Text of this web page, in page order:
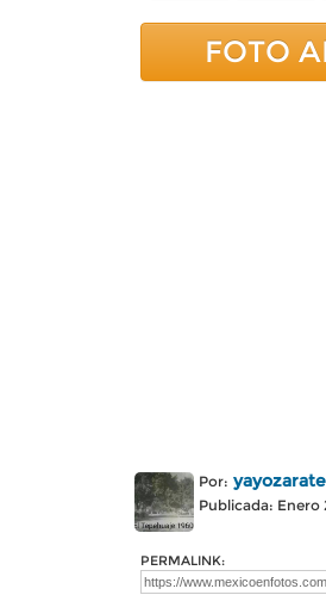
FOTO
Por: yayozarate
Publicada: Enero
PERMALINK: